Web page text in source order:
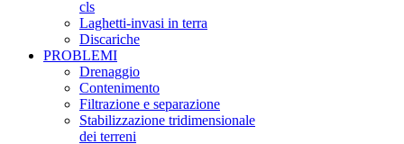
cls
Laghetti-invasi in terra
Discariche
PROBLEMI
Drenaggio
Contenimento
Filtrazione e separazione
Stabilizzazione tridimensionale
dei terreni